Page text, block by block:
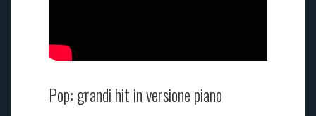
Pop: grandi hit in versione piano